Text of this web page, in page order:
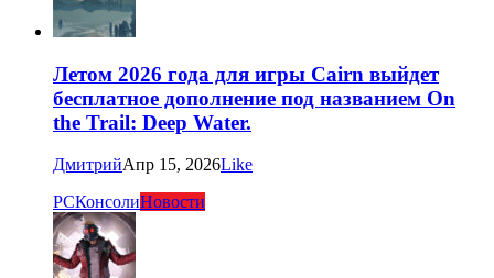
Летом 2026 года для игры Cairn выйдет
бесплатное дополнение под названием On
the Trail: Deep Water.
ДмитрийАпр 15, 2026Like
PCКонсолиНовости